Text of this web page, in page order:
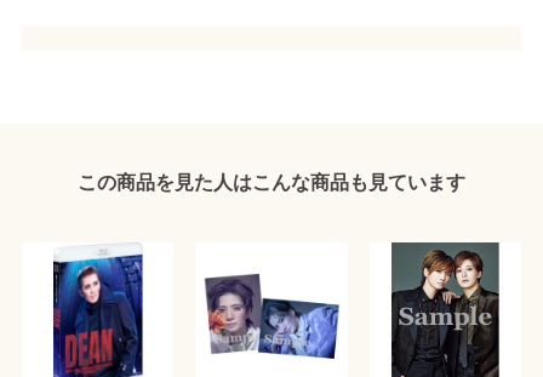
この商品を見た人はこんな商品も見ています